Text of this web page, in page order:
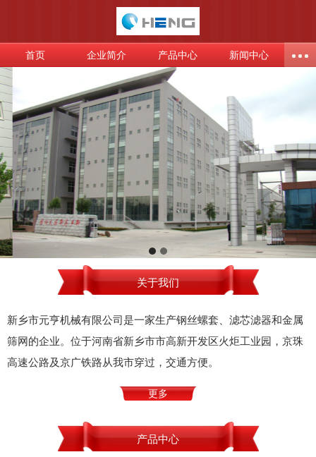
首页 企业简介 产品中心 新闻中心
关于我们
新乡市元亨机械有限公司是一家生产钢丝螺套、滤芯滤器和金属
筛网的企业。位于河南省新乡市市高新开发区火炬工业园，京珠
高速公路及京广铁路从我市穿过，交通方便。
更多
产品中心